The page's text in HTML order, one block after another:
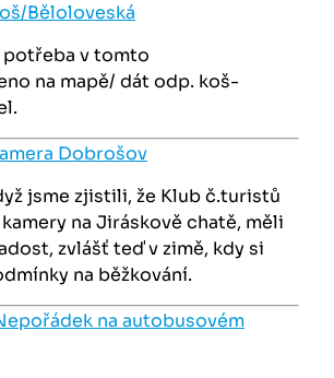
Běloloveská
potřeba v tomto
na mapě/ dát odp. koš-
Dobrošov
jsme zjistili, že Klub č.turistů
na Jiráskově chatě, měli
zvlášť teď v zimě, kdy si
na běžkování.
na autobusovém